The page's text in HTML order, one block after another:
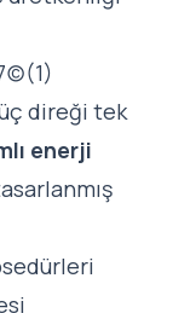
üç direği tek
enerji